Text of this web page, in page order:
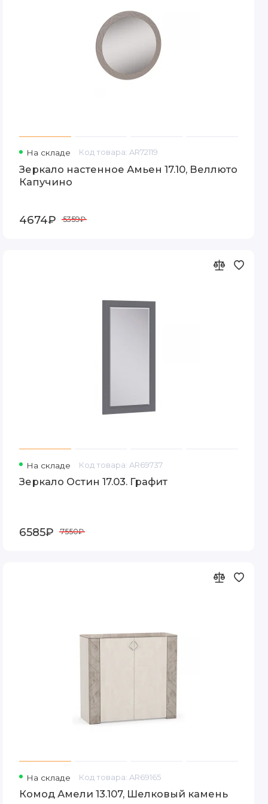
На складе Код товара: AR72119
Зеркало настенное Амьен 17.10, Веллюто
Капучино
4674₽ 5359₽
На складе Код товара: AR69737
Зеркало Остин 17.03. Графит
6585₽ 7550₽
На складе Код товара: AR69165
Комод Амели 13.107, Шелковый камень